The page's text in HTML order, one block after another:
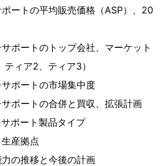
ートの平均販売価格（ASP）、20
ポートのトップ会社、マーケット
ィア2、ティア3）
ポートの市場集中度
ポートの合併と買収、拡張計画
ポート製品タイプ
産拠点
の推移と今後の計画